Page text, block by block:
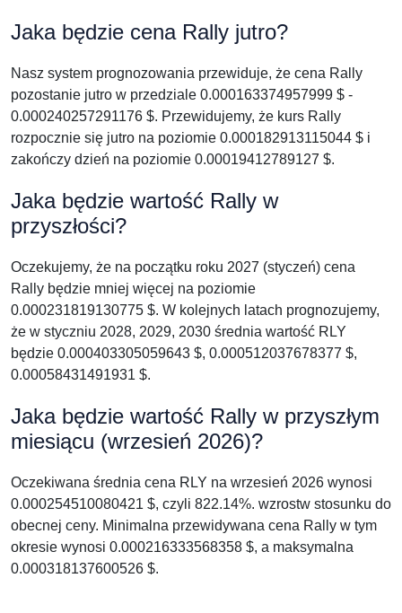
Jaka będzie cena Rally jutro?
Nasz system prognozowania przewiduje, że cena Rally
pozostanie jutro w przedziale 0.000163374957999 $ -
0.000240257291176 $. Przewidujemy, że kurs Rally
rozpocznie się jutro na poziomie 0.000182913115044 $ i
zakończy dzień na poziomie 0.00019412789127 $.
Jaka będzie wartość Rally w
przyszłości?
Oczekujemy, że na początku roku 2027 (styczeń) cena
Rally będzie mniej więcej na poziomie
0.000231819130775 $. W kolejnych latach prognozujemy,
że w styczniu 2028, 2029, 2030 średnia wartość RLY
będzie 0.000403305059643 $, 0.000512037678377 $,
0.00058431491931 $.
Jaka będzie wartość Rally w przyszłym
miesiącu (wrzesień 2026)?
Oczekiwana średnia cena RLY na wrzesień 2026 wynosi
0.000254510080421 $, czyli 822.14%. wzrostw stosunku do
obecnej ceny. Minimalna przewidywana cena Rally w tym
okresie wynosi 0.000216333568358 $, a maksymalna
0.000318137600526 $.